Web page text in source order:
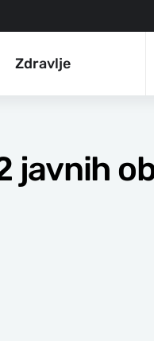
Zdravlje
javnih